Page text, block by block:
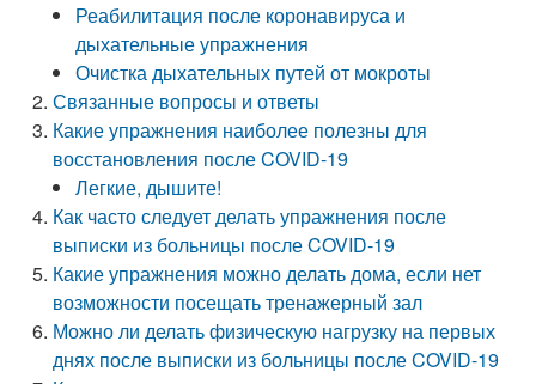
Реабилитация после коронавируса и
дыхательные упражнения
Очистка дыхательных путей от мокроты
Связанные вопросы и ответы
Какие упражнения наиболее полезны для
восстановления после COVID-19
Легкие, дышите!
Как часто следует делать упражнения после
выписки из больницы после COVID-19
Какие упражнения можно делать дома, если нет
возможности посещать тренажерный зал
Можно ли делать физическую нагрузку на первых
днях после выписки из больницы после COVID-19